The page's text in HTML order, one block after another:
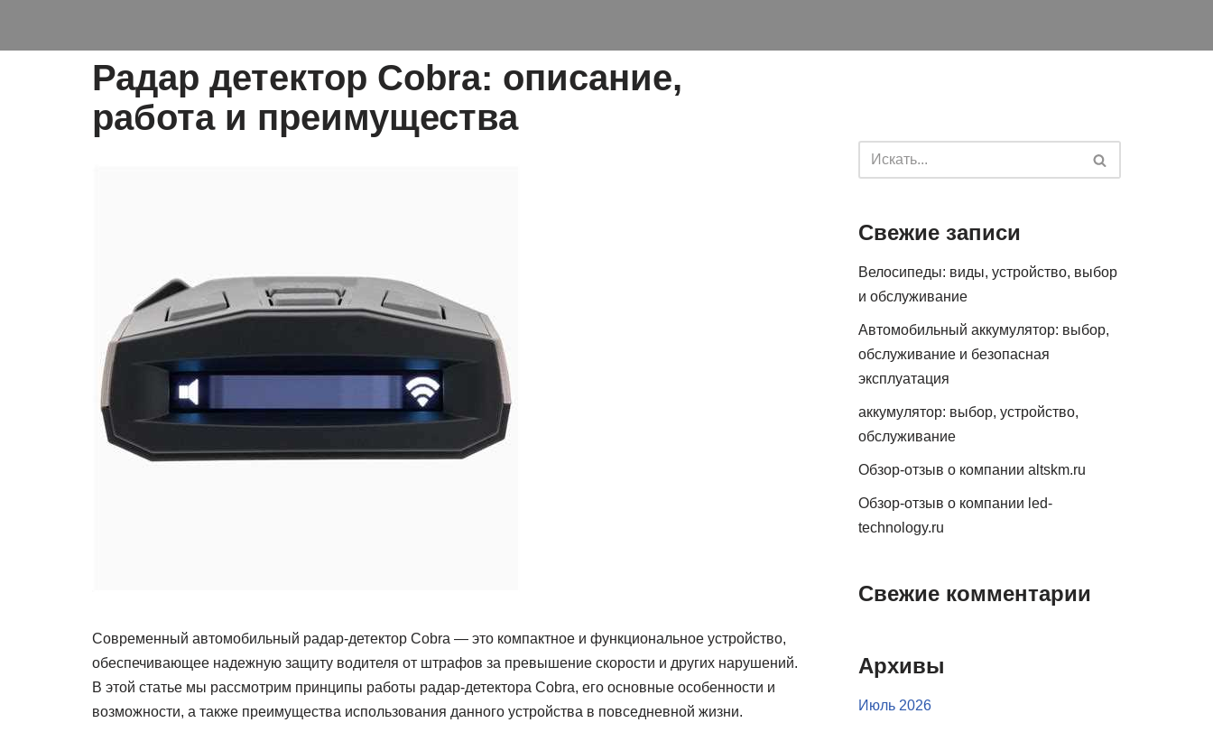
Радар детектор Cobra: описание,
работа и преимущества
Современный автомобильный радар-детектор Cobra — это компактное и функциональное устройство,
обеспечивающее надежную защиту водителя от штрафов за превышение скорости и других нарушений.
В этой статье мы рассмотрим принципы работы радар-детектора Cobra, его основные особенности и
возможности, а также преимущества использования данного устройства в повседневной жизни.
Свежие записи
Велосипеды: виды, устройство, выбор
и обслуживание
Автомобильный аккумулятор: выбор,
обслуживание и безопасная
эксплуатация
аккумулятор: выбор, устройство,
обслуживание
Обзор-отзыв о компании altskm.ru
Обзор-отзыв о компании led-
technology.ru
Свежие комментарии
Архивы
Июль 2026